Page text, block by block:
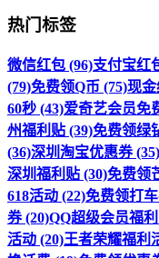
热门标签
微信红包 (96)支付宝红
(79)免费领Q币 (75)现金
60秒 (43)爱奇艺会员免
州福利贴 (39)免费领绿
(36)深圳淘宝优惠券 (35)
深圳福利贴 (30)免费领
618活动 (22)免费领打
券 (20)QQ超级会员福
活动 (20)王者荣耀福利